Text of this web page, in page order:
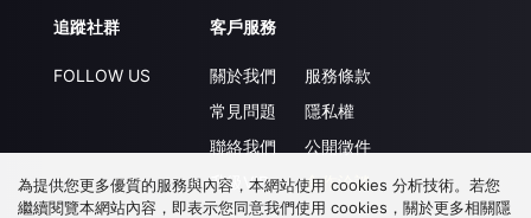
追蹤社群
FOLLOW US
客戶服務
關於我們
常見問題
聯絡我們
升級VIP
服務條款
隱私權
公開徵件
合作洽談
為提供您更多優質的服務與內容，本網站使用 cookies 分析技術。若您
繼續閱覽本網站內容，即表示您同意我們使用 cookies，關於更多相關隱